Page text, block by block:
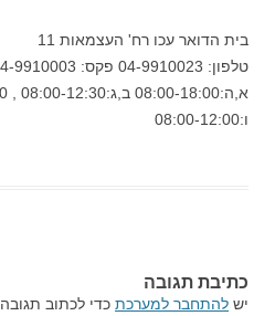
בית הדואר עכו רח' העצמאות 11
טלפון: 04-9910023 פקס: 04-9910003
ו:08:00-12:00
כתיבת תגובה
יש להתחבר למערכת כדי לכתוב תגובה.